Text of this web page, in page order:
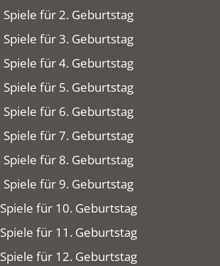
Spiele für 2. Geburtstag
Spiele für 3. Geburtstag
Spiele für 4. Geburtstag
Spiele für 5. Geburtstag
Spiele für 6. Geburtstag
Spiele für 7. Geburtstag
Spiele für 8. Geburtstag
Spiele für 9. Geburtstag
Spiele für 10. Geburtstag
Spiele für 11. Geburtstag
Spiele für 12. Geburtstag